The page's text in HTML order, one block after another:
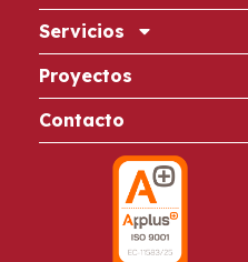
Servicios
Proyectos
Contacto